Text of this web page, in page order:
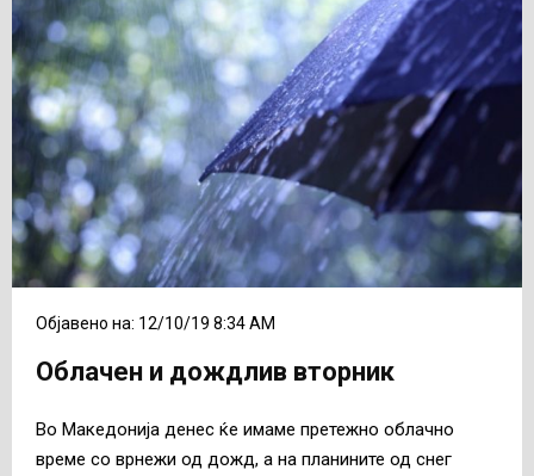
Објавено на: 12/10/19 8:34 AM
Облачен и дождлив вторник
Во Македонија денес ќе имаме претежно облачно
време со врнежи од дожд, а на планините од снег